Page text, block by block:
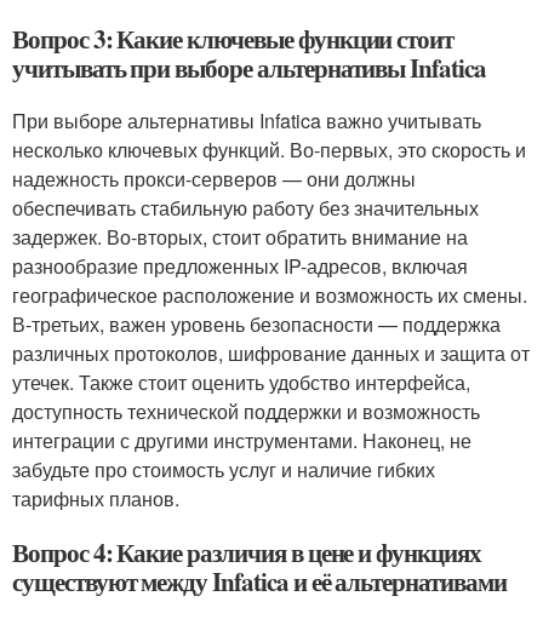
Вопрос 3: Какие ключевые функции стоит
учитывать при выборе альтернативы Infatica
При выборе альтернативы Infatica важно учитывать
несколько ключевых функций. Во-первых, это скорость и
надежность прокси-серверов — они должны
обеспечивать стабильную работу без значительных
задержек. Во-вторых, стоит обратить внимание на
разнообразие предложенных IP-адресов, включая
географическое расположение и возможность их смены.
В-третьих, важен уровень безопасности — поддержка
различных протоколов, шифрование данных и защита от
утечек. Также стоит оценить удобство интерфейса,
доступность технической поддержки и возможность
интеграции с другими инструментами. Наконец, не
забудьте про стоимость услуг и наличие гибких
тарифных планов.
Вопрос 4: Какие различия в цене и функциях
существуют между Infatica и её альтернативами